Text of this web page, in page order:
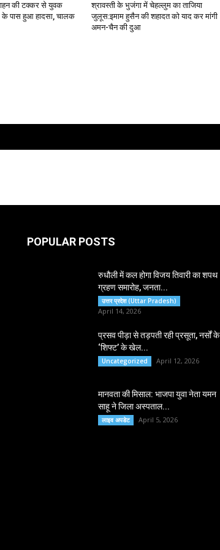
की टक्कर से युवक
के पास हुआ हादसा, चालक
श्रावस्ती के भुजंगा में चेहल्लुम का ताजिया
जुलूस:इमाम हुसैन की शहादत को याद कर मांगी
अमन-चैन की दुआ
POPULAR POSTS
रुधौली में कल होगा विजय तिवारी का शपथ
ग्रहण समारोह, जनता...
उत्तर प्रदेश (Uttar Pradesh)
April 14, 2026
प्रसव पीड़ा से तड़पती रही प्रसूता, नर्सों के
‘शिफ्ट’ के खेल...
Uncategorized April 12, 2026
मानवता की मिसाल: भाजपा युवा नेता यमन
साहू ने जिला अस्पताल...
लाइव अपडेट April 5, 2026